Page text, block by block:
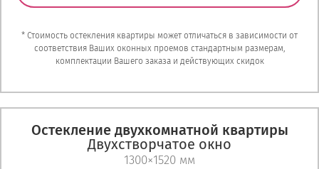
* Стоимость остекления квартиры может отличаться в зависимости от
соответствия Ваших оконных проемов стандартным размерам,
комплектации Вашего заказа и действующих скидок
Остекление двухкомнатной квартиры
Двухстворчатое окно
1300×1520 мм